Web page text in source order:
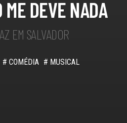
ME DEVE NADA
EM SALVADOR
# COMÉDIA # MUSICAL